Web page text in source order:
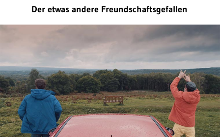
Der etwas andere Freundschaftsgefallen